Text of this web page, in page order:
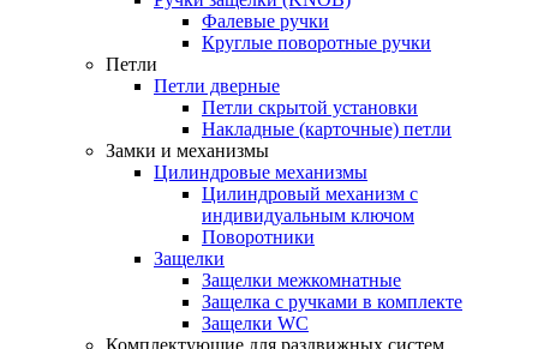
Фалевые ручки
Круглые поворотные ручки
Петли
Петли дверные
Петли скрытой установки
Накладные (карточные) петли
Замки и механизмы
Цилиндровые механизмы
Цилиндровый механизм с
индивидуальным ключом
Поворотники
Защелки
Защелки межкомнатные
Защелка с ручками в комплекте
Защелки WC
Комплектующие для раздвижных систем